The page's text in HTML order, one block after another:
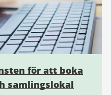
för att boka
samlingslokal